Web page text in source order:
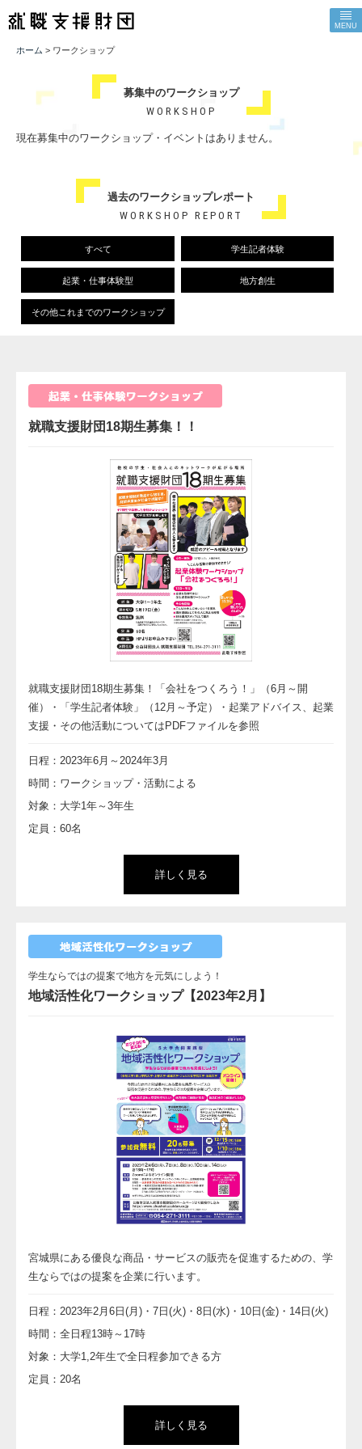
MENU
ホーム > ワークショップ
募集中のワークショップ
WORKSHOP
現在募集中のワークショップ・イベントはありません。
過去のワークショップレポート
WORKSHOP REPORT
すべて 学生記者体験
起業・仕事体験型 地方創生
その他これまでのワークショップ
就職支援財団18期生募集！！
就職支援財団18期生募集！「会社をつくろう！」（6月～開
催）・「学生記者体験」（12月～予定）・起業アドバイス、起業
支援・その他活動についてはPDFファイルを参照
日程：2023年6月～2024年3月
時間：ワークショップ・活動による
対象：大学1年～3年生
定員：60名
詳しく見る
学生ならではの提案で地方を元気にしよう！
地域活性化ワークショップ【2023年2月】
宮城県にある優良な商品・サービスの販売を促進するための、学
生ならではの提案を企業に行います。
日程：2023年2月6日(月)・7日(火)・8日(水)・10日(金)・14日(火)
時間：全日程13時～17時
対象：大学1,2年生で全日程参加できる方
定員：20名
詳しく見る